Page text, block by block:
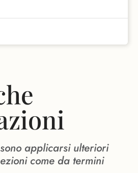
applicarsi ulteriori
come da termini